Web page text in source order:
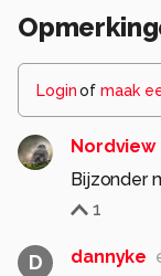
Loginof maak
Nordview
1
D dannyke